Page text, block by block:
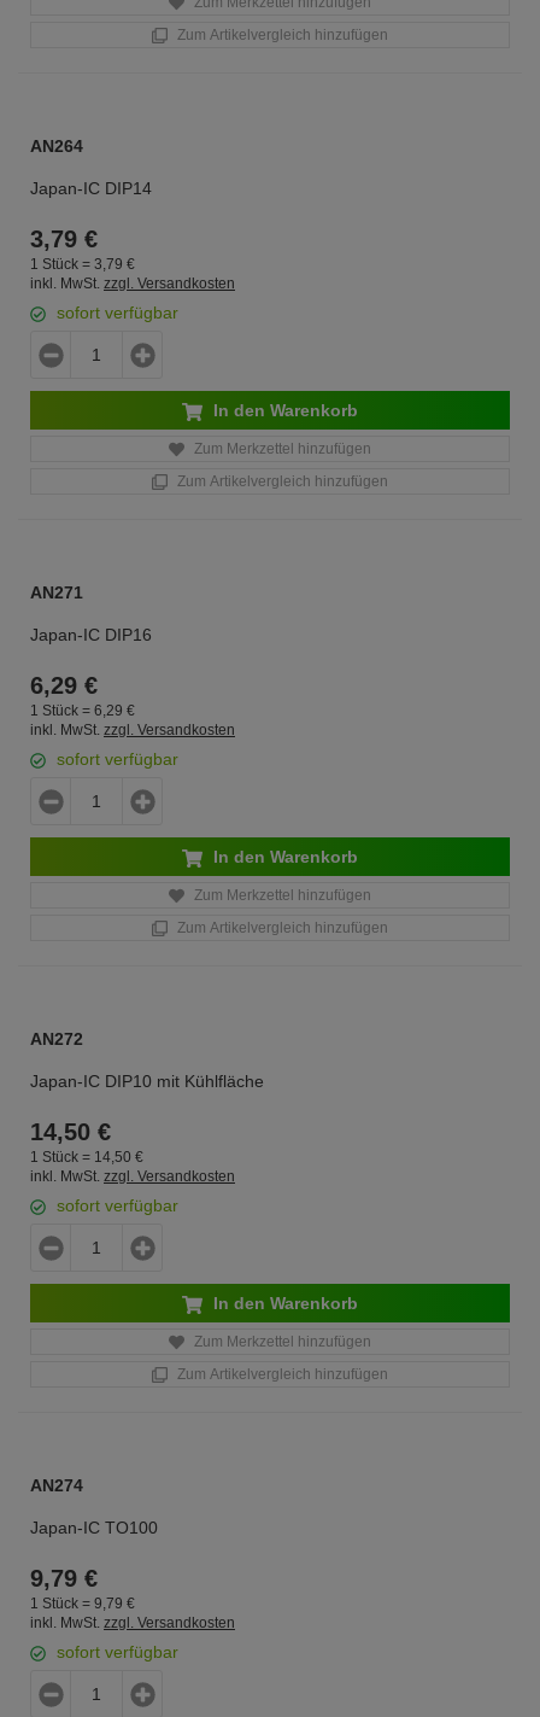
Zum Artikelvergleich hinzufügen
AN264
Japan-IC DIP14
3,79 €
1 Stück = 3, 79 €
inkl. MwSt. zzgl. Versandkosten
sofort verfügbar
In den Warenkorb
Zum Merkzettel hinzufügen
Zum Artikelvergleich hinzufügen
AN271
Japan-IC DIP16
6,29 €
1 Stück = 6, 29 €
inkl. MwSt. zzgl. Versandkosten
sofort verfügbar
In den Warenkorb
Zum Merkzettel hinzufügen
Zum Artikelvergleich hinzufügen
AN272
Japan-IC DIP10 mit Kühlfläche
14,50 €
1 Stück = 14, 50 €
inkl. MwSt. zzgl. Versandkosten
sofort verfügbar
In den Warenkorb
Zum Merkzettel hinzufügen
Zum Artikelvergleich hinzufügen
AN274
Japan-IC TO100
9,79 €
1 Stück = 9, 79 €
inkl. MwSt. zzgl. Versandkosten
sofort verfügbar